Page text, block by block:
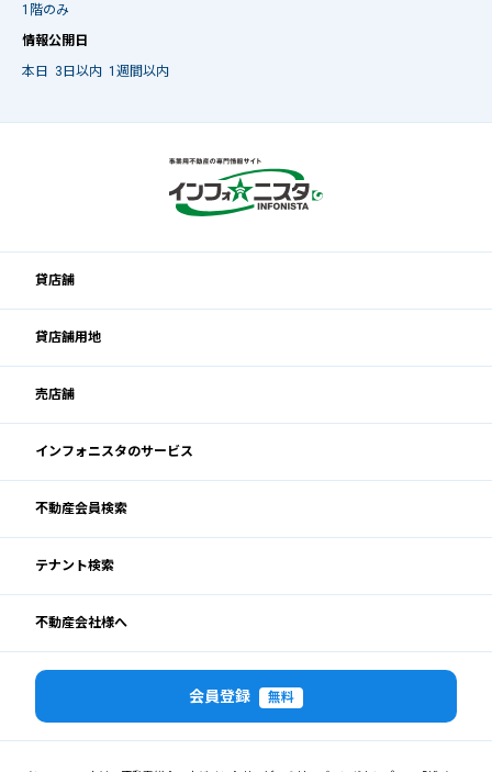
1階のみ
情報公開日
本日 3日以内 1週間以内
貸店舗
貸店舗用地
売店舗
インフォニスタのサービス
不動産会員検索
テナント検索
不動産会社様へ
会員登録 無料